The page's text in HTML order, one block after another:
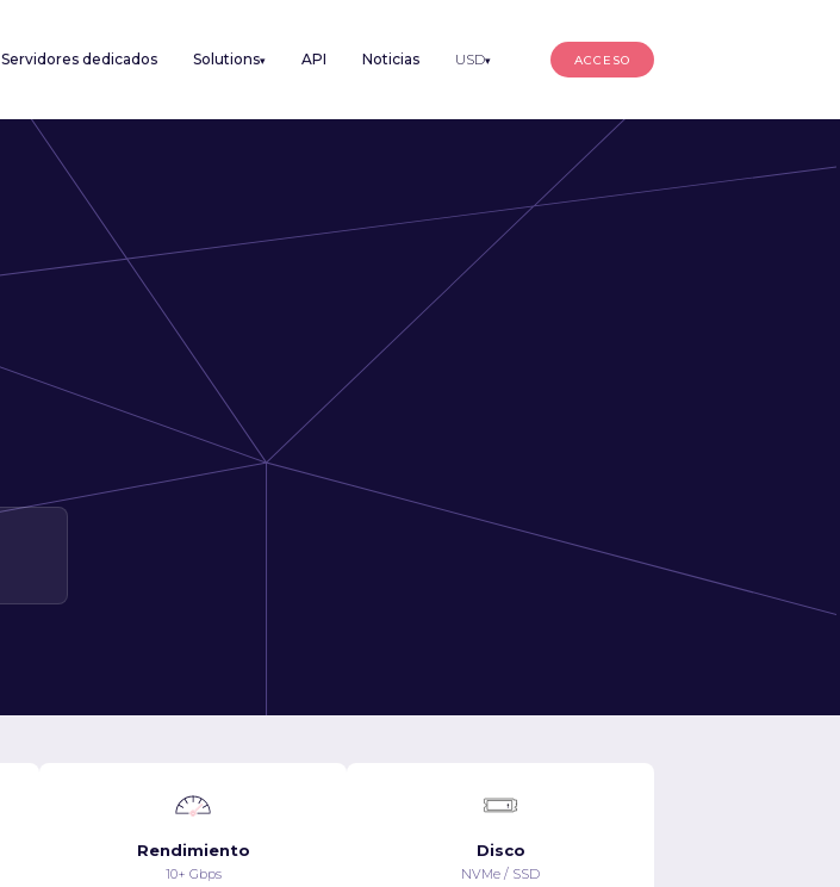
Servidores dedicados Solutions▾ API Noticias USD▾ ACCESO
Rendimiento
10+ Gbps
Disco
NVMe / SSD